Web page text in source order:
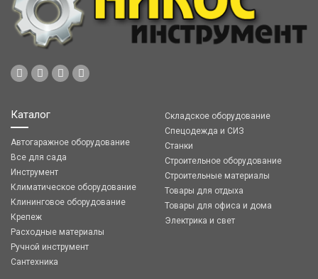
Каталог
Автогаражное оборудование
Все для сада
Инструмент
Климатическое оборудование
Клининговое оборудование
Крепеж
Расходные материалы
Ручной инструмент
Сантехника
Складское оборудование
Спецодежда и СИЗ
Станки
Строительное оборудование
Строительные материалы
Товары для отдыха
Товары для офиса и дома
Электрика и свет